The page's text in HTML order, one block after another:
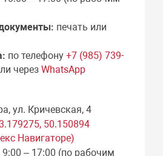
печать или
по телефону+7 (985) 739-
черезWhatsApp
ул. Кричевская, 4
50.150894
Навигаторе)
9:00 – 17:00 (по рабочим